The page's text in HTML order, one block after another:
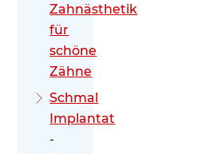
Zahnästhetik
für
schöne
Zähne
Schmal
Implantat
-